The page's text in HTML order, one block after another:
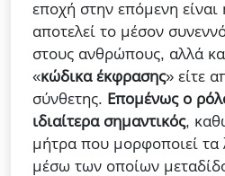
εποχή στην επόμενη είναι
αποτελεί το μέσον
στους ανθρώπους, αλλά
«κώδικα έκφρασης» είτε
σύνθετης. Επομένως ο
ιδιαίτερα σημαντικός,
μήτρα που μορφοποιεί τα
μέσω των οποίων